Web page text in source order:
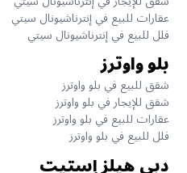
عقارات للبيع في إنترناشيونال سيتي
فلل للبيع في إنترناشيونال سيتي
بلو واوترز
شقق للبيع في بلو واوترز
شقق للإيجار في بلو واوترز
عقارات للبيع في بلو واوترز
فلل للبيع في بلو واوترز
دبي هيلز إستيت